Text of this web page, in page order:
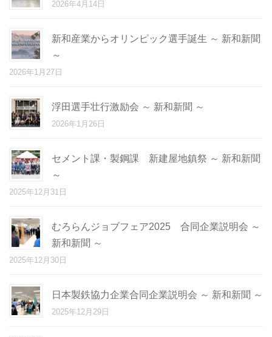
2026年4月14日
新和産業からオリンピック選手誕生 ～ 新和新聞
～
2026年1月27日
浮田選手壮行激励会 ～ 新和新聞 ～
2026年1月26日
セメント課・製鋼課 新建屋地鎮祭 ～ 新和新聞
～
2025年12月31日
むろらんジョブフェア2025 合同企業説明会 ～
新和新聞 ～
2025年12月30日
日本製鉄協力企業合同企業説明会 ～ 新和新聞 ～
2025年12月29日